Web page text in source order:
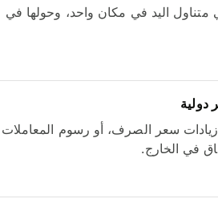
اليد في مكان واحد، وحولها في
سعر الصرف، أو رسوم المعاملات
في الخارج.